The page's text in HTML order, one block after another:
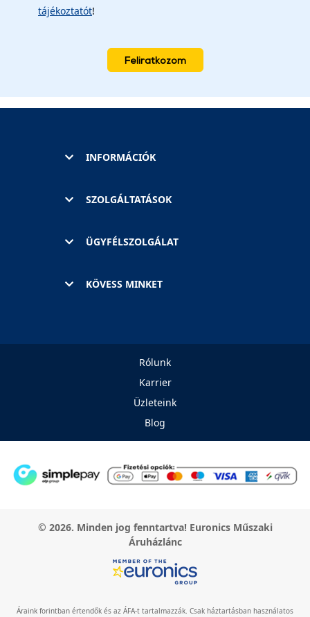
tájékoztatót!
Feliratkozom
INFORMÁCIÓK
SZOLGÁLTATÁSOK
ÜGYFÉLSZOLGÁLAT
KÖVESS MINKET
Rólunk
Karrier
Üzleteink
Blog
© 2026. Minden jog fenntartva! Euronics Műszaki
Áruházlánc
Áraink forintban értendők és az ÁFA-t tartalmazzák. Csak háztartásban használatos